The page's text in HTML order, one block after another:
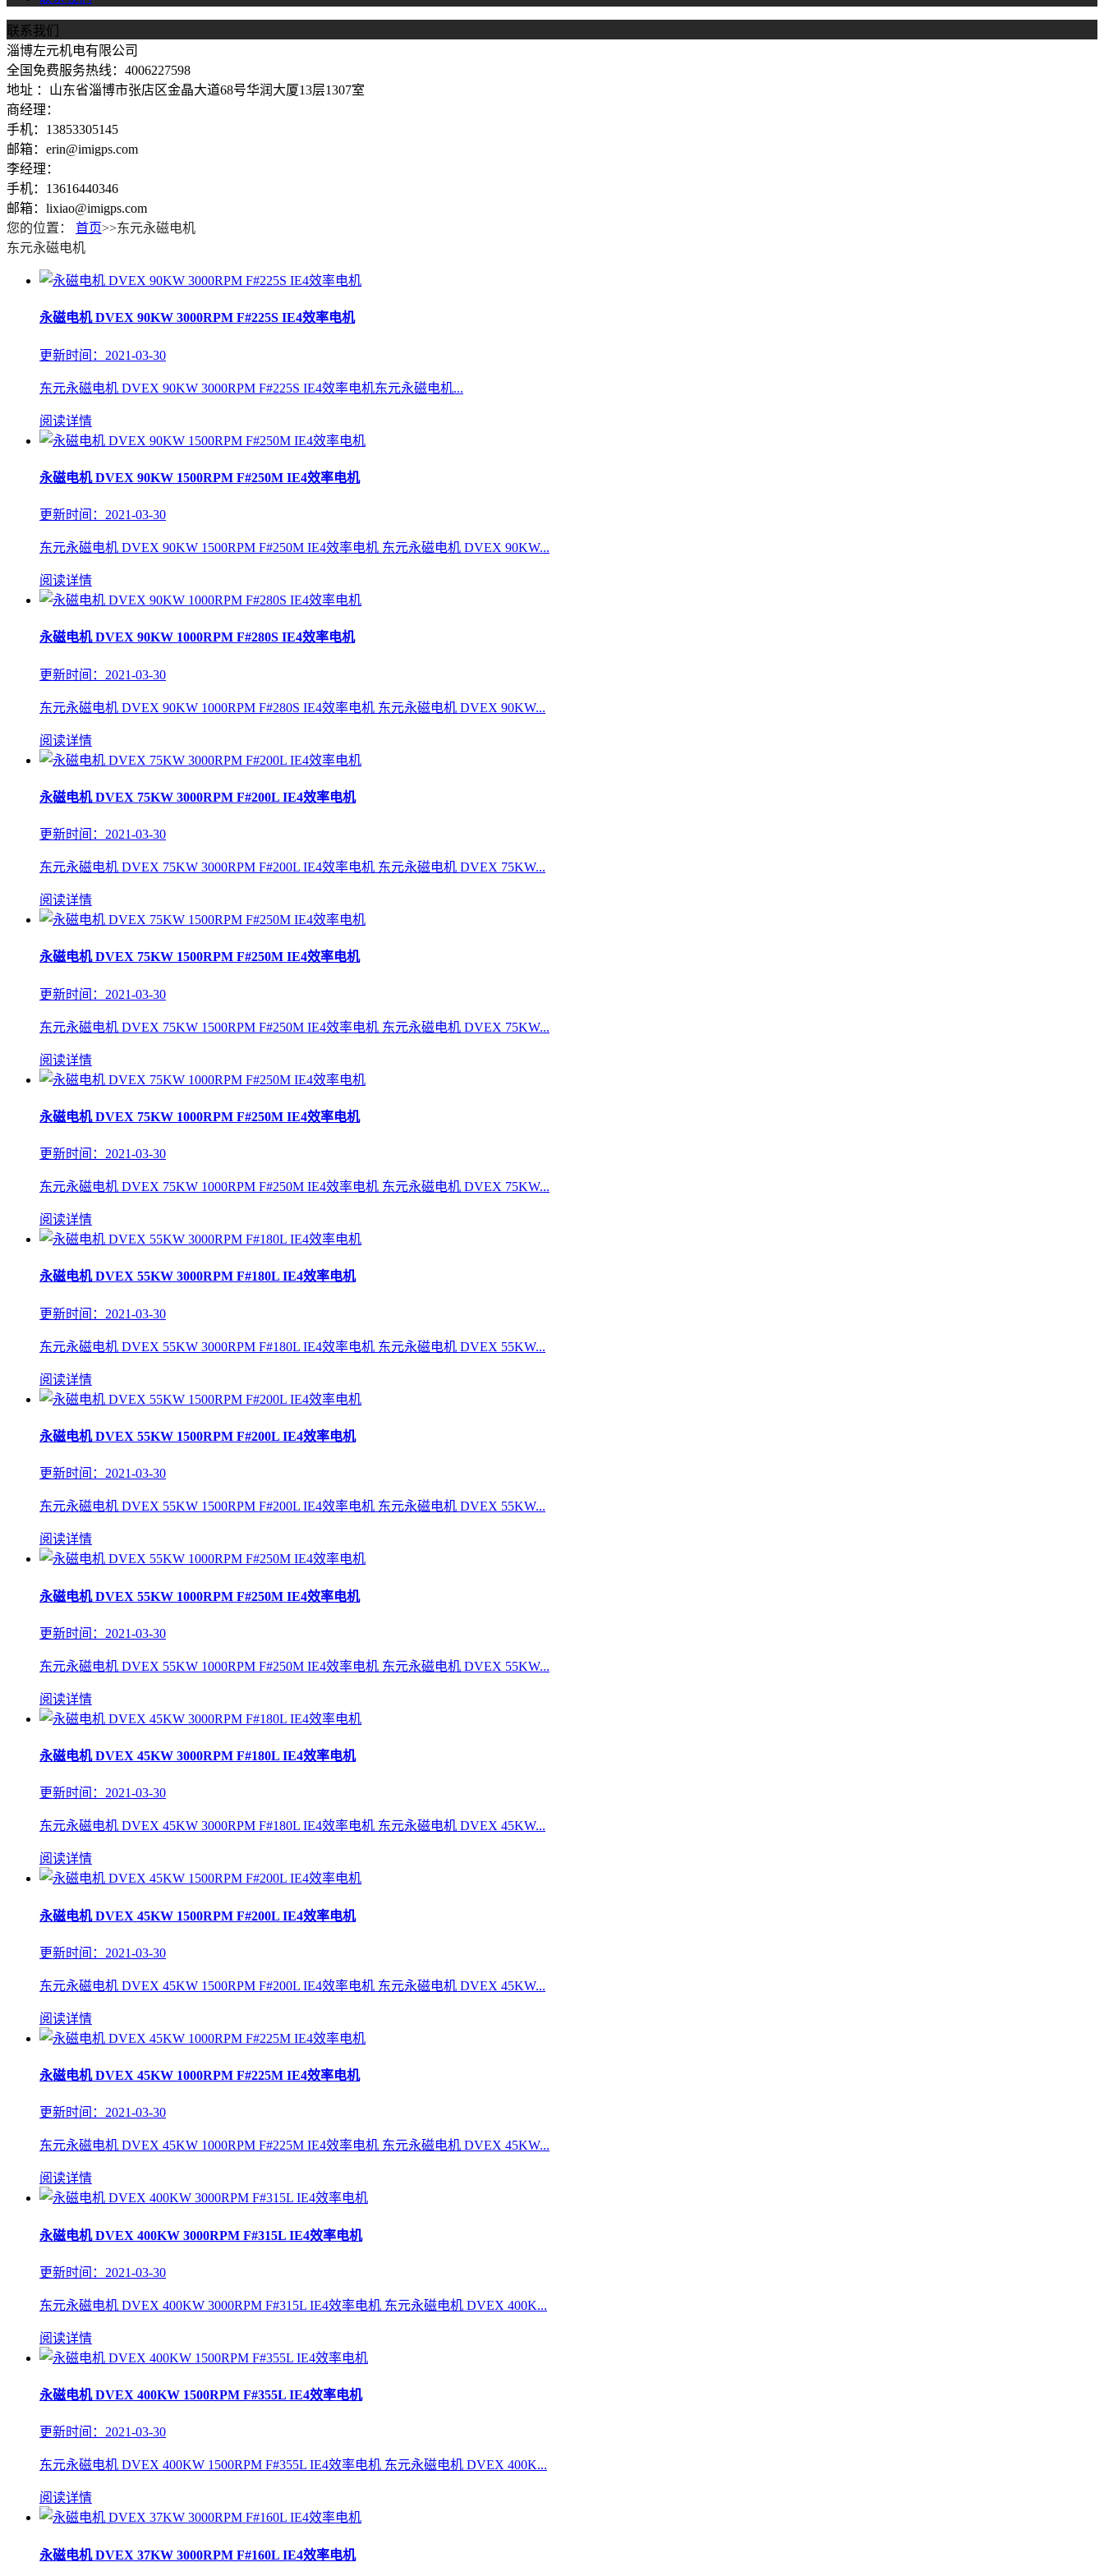
联系我们
淄博左元机电有限公司
全国免费服务热线：4006227598
地址 ：山东省淄博市张店区金晶大道68号华润大厦13层1307室
商经理：
手机：13853305145
邮箱：erin@imigps.com
李经理：
手机：13616440346
邮箱：lixiao@imigps.com
您的位置：
首页>>东元永磁电机
东元永磁电机
永磁电机 DVEX 90KW 3000RPM F#225S IE4效率电机
更新时间：2021-03-30
东元永磁电机 DVEX 90KW 3000RPM F#225S IE4效率电机东元永磁电机...
阅读详情
永磁电机 DVEX 90KW 1500RPM F#250M IE4效率电机
更新时间：2021-03-30
东元永磁电机 DVEX 90KW 1500RPM F#250M IE4效率电机 东元永磁电机 DVEX 90KW...
阅读详情
永磁电机 DVEX 90KW 1000RPM F#280S IE4效率电机
更新时间：2021-03-30
东元永磁电机 DVEX 90KW 1000RPM F#280S IE4效率电机 东元永磁电机 DVEX 90KW...
阅读详情
永磁电机 DVEX 75KW 3000RPM F#200L IE4效率电机
更新时间：2021-03-30
东元永磁电机 DVEX 75KW 3000RPM F#200L IE4效率电机 东元永磁电机 DVEX 75KW...
阅读详情
永磁电机 DVEX 75KW 1500RPM F#250M IE4效率电机
更新时间：2021-03-30
东元永磁电机 DVEX 75KW 1500RPM F#250M IE4效率电机 东元永磁电机 DVEX 75KW...
阅读详情
永磁电机 DVEX 75KW 1000RPM F#250M IE4效率电机
更新时间：2021-03-30
东元永磁电机 DVEX 75KW 1000RPM F#250M IE4效率电机 东元永磁电机 DVEX 75KW...
阅读详情
永磁电机 DVEX 55KW 3000RPM F#180L IE4效率电机
更新时间：2021-03-30
东元永磁电机 DVEX 55KW 3000RPM F#180L IE4效率电机 东元永磁电机 DVEX 55KW...
阅读详情
永磁电机 DVEX 55KW 1500RPM F#200L IE4效率电机
更新时间：2021-03-30
东元永磁电机 DVEX 55KW 1500RPM F#200L IE4效率电机 东元永磁电机 DVEX 55KW...
阅读详情
永磁电机 DVEX 55KW 1000RPM F#250M IE4效率电机
更新时间：2021-03-30
东元永磁电机 DVEX 55KW 1000RPM F#250M IE4效率电机 东元永磁电机 DVEX 55KW...
阅读详情
永磁电机 DVEX 45KW 3000RPM F#180L IE4效率电机
更新时间：2021-03-30
东元永磁电机 DVEX 45KW 3000RPM F#180L IE4效率电机 东元永磁电机 DVEX 45KW...
阅读详情
永磁电机 DVEX 45KW 1500RPM F#200L IE4效率电机
更新时间：2021-03-30
东元永磁电机 DVEX 45KW 1500RPM F#200L IE4效率电机 东元永磁电机 DVEX 45KW...
阅读详情
永磁电机 DVEX 45KW 1000RPM F#225M IE4效率电机
更新时间：2021-03-30
东元永磁电机 DVEX 45KW 1000RPM F#225M IE4效率电机 东元永磁电机 DVEX 45KW...
阅读详情
永磁电机 DVEX 400KW 3000RPM F#315L IE4效率电机
更新时间：2021-03-30
东元永磁电机 DVEX 400KW 3000RPM F#315L IE4效率电机 东元永磁电机 DVEX 400K...
阅读详情
永磁电机 DVEX 400KW 1500RPM F#355L IE4效率电机
更新时间：2021-03-30
东元永磁电机 DVEX 400KW 1500RPM F#355L IE4效率电机 东元永磁电机 DVEX 400K...
阅读详情
永磁电机 DVEX 37KW 3000RPM F#160L IE4效率电机